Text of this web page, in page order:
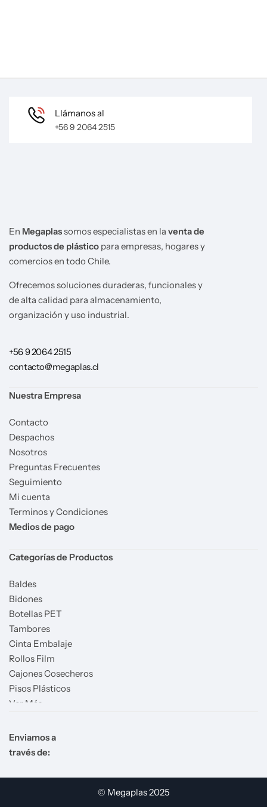
Llámanos al
+56 9 2064 2515
En Megaplassomos especialistas en la venta de
productos de plástico para empresas, hogares y
comercios en todo Chile.
Ofrecemos soluciones duraderas, funcionales y
de alta calidad para almacenamiento,
organización y uso industrial.
+56 9 2064 2515
contacto@megaplas.cl
Nuestra Empresa
Contacto
Despachos
Nosotros
Preguntas Frecuentes
Seguimiento
Mi cuenta
Terminos y Condiciones
Medios de pago
Categorías de Productos
Baldes
Bidones
Botellas PET
Tambores
Cinta Embalaje
Rollos Film
Cajones Cosecheros
Pisos Plásticos
Ver Más
Enviamos a
través de:
© Megaplas 2025